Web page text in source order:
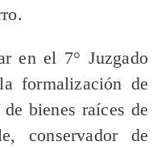
en el 7° Juzgado
formalización de
bienes raíces de
conservador de